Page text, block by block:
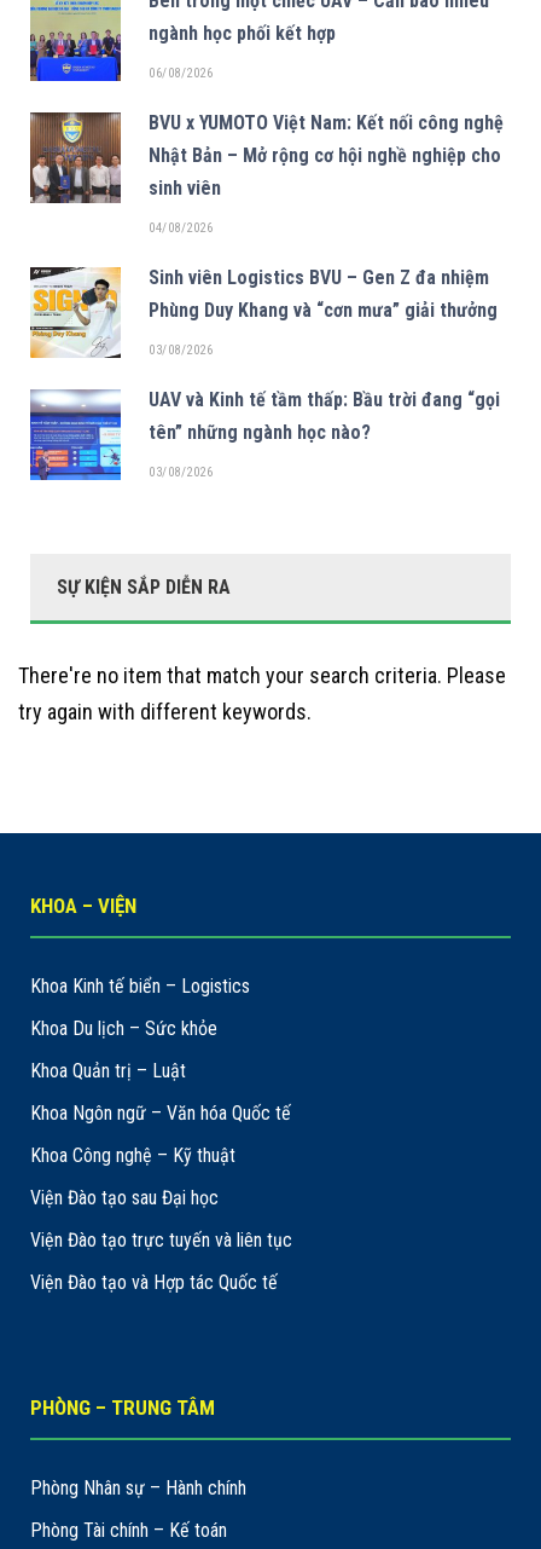
ngành học phối kết hợp
06/08/2026
BVU x YUMOTO Việt Nam: Kết nối công nghệ
Nhật Bản – Mở rộng cơ hội nghề nghiệp cho
sinh viên
04/08/2026
Sinh viên Logistics BVU – Gen Z đa nhiệm
Phùng Duy Khang và “cơn mưa” giải thưởng
03/08/2026
UAV và Kinh tế tầm thấp: Bầu trời đang “gọi
tên” những ngành học nào?
03/08/2026
SỰ KIỆN SẮP DIỄN RA
There're no item that match your search criteria. Please
try again with different keywords.
KHOA – VIỆN
Khoa Kinh tế biển – Logistics
Khoa Du lịch – Sức khỏe
Khoa Quản trị – Luật
Khoa Ngôn ngữ – Văn hóa Quốc tế
Khoa Công nghệ – Kỹ thuật
Viện Đào tạo sau Đại học
Viện Đào tạo trực tuyến và liên tục
Viện Đào tạo và Hợp tác Quốc tế
PHÒNG – TRUNG TÂM
Phòng Nhân sự – Hành chính
Phòng Tài chính – Kế toán